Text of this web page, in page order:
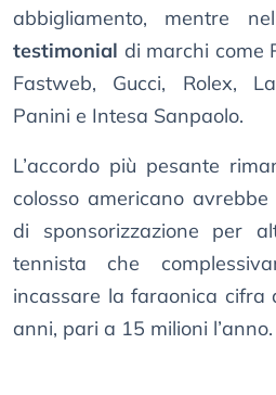
abbigliamento, mentre
testimonial di marchi come
Fastweb, Gucci, Rolex,
Panini e Intesa Sanpaolo.
L’accordo più pesante
colosso americano
di sponsorizzazione per
tennista che
incassare la faraonica cifra
anni, pari a 15 milioni l’anno.